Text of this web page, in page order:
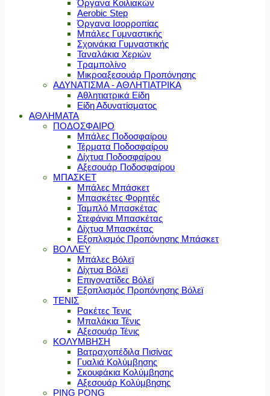
Όργανα Κοιλιακών
Aerobic Step
Όργανα Ισορροπίας
Μπάλες Γυμναστικής
Σχοινάκια Γυμναστικής
Ταναλάκια Χεριών
Τραμπολίνο
Μικροαξεσουάρ Προπόνησης
ΑΔΥΝΑΤΙΣΜΑ - ΑΘΛΗΤΙΑΤΡΙΚΑ
Αθλητιατρικά Είδη
Είδη Αδυνατίσματος
ΑΘΛΗΜΑΤΑ
ΠΟΔΟΣΦΑΙΡΟ
Μπάλες Ποδοσφαίρου
Τέρματα Ποδοσφαίρου
Δίχτυα Ποδοσφαίρου
Αξεσουάρ Ποδοσφαίρου
ΜΠΑΣΚΕΤ
Μπάλες Μπάσκετ
Μπασκέτες Φορητές
Ταμπλό Μπασκέτας
Στεφάνια Μπασκέτας
Δίχτυα Μπασκέτας
Εξοπλισμός Προπόνησης Μπάσκετ
ΒΟΛΛΕΥ
Μπάλες Βόλεϊ
Δίχτυα Βόλεϊ
Επιγονατίδες Βόλεϊ
Εξοπλισμός Προπόνησης Βόλεϊ
ΤΕΝΙΣ
Ρακέτες Τενις
Μπαλάκια Τένις
Αξεσουάρ Τένις
ΚΟΛΥΜΒΗΣΗ
Βατραχοπέδιλα Πισίνας
Γυαλιά Κολύμβησης
Σκουφάκια Κολύμβησης
Αξεσουάρ Κολύμβησης
PING PONG